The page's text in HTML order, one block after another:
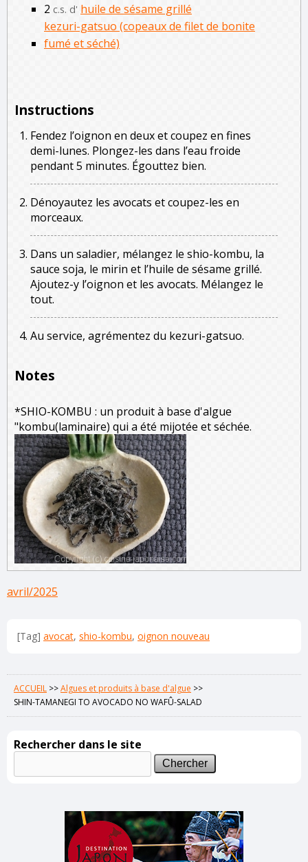
2 c.s. d' huile de sésame grillé
kezuri-gatsuo (copeaux de filet de bonite
fumé et séché)
Instructions
Fendez l’oignon en deux et coupez en fines
demi-lunes. Plongez-les dans l’eau froide
pendant 5 minutes. Égouttez bien.
Dénoyautez les avocats et coupez-les en
morceaux.
Dans un saladier, mélangez le shio-kombu, la
sauce soja, le mirin et l’huile de sésame grillé.
Ajoutez-y l’oignon et les avocats. Mélangez le
tout.
Au service, agrémentez du kezuri-gatsuo.
Notes
*SHIO-KOMBU : un produit à base d'algue
"kombu(laminaire) qui a été mijotée et séchée.
avril/2025
[Tag] avocat, shio-kombu, oignon nouveau
ACCUEIL >>Algues et produits à base d'algue >>
SHIN-TAMANEGI TO AVOCADO NO WAFÛ-SALAD
Rechercher dans le site